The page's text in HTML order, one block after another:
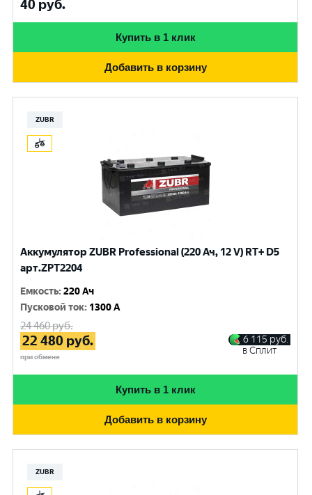
40 руб.
Купить в 1 клик
Добавить в корзину
ZUBR
Аккумулятор ZUBR Professional (220 Ач, 12 V) RT+ D5
арт.ZPT2204
Емкость:220 Ач
Пусковой ток: 1300 A
24 460руб.
22 480 руб.
при обмене
6 115 руб.
в Сплит
Купить в 1 клик
Добавить в корзину
ZUBR